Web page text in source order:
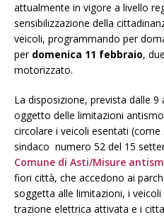
attualmente in vigore a livello
sensibilizzazione della
veicoli, programmando per
per domenica 11 febbraio,
motorizzato.
La disposizione, prevista dalle 9
oggetto delle limitazioni
circolare i veicoli esentati (come
sindaco numero 52 del 15
Comune di Asti/Misure
fiori città, che accedono ai
soggetta alle limitazioni, i
trazione elettrica attivata e i